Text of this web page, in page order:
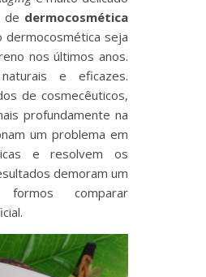
de dermocosmética
seja
nos últimos anos.
e eficazes.
de cosmecêuticos,
profundamente na
um problema em
e resolvem os
demoram um
comparar